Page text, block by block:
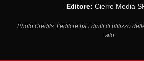
Editore: Cierre Media
Photo Credits: l’editore ha i diritti di utilizzo
sito.